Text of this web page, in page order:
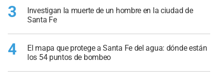
3
Investigan la muerte de un hombre en la ciudad de
Santa Fe
4
El mapa que protege a Santa Fe del agua: dónde están
los 54 puntos de bombeo